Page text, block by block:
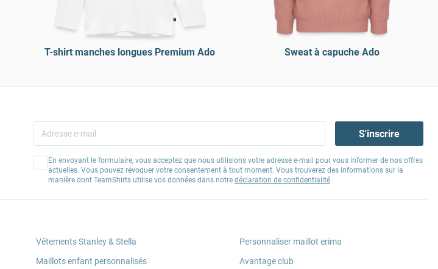
T-shirt manches longues Premium Ado Sweat à capuche Ado
S'inscrire
En envoyant le formulaire, vous acceptez que nous utilisions votre adresse e-mail pour vous informer de nos offres
actuelles. Vous pouvez révoquer votre consentement à tout moment. Vous trouverez des informations sur la
manière dont TeamShirts utilise vos données dans notre déclaration de confidentialité.
Vêtements Stanley & Stella
Maillots enfant personnalisés
Personnaliser maillot erima
Avantage club